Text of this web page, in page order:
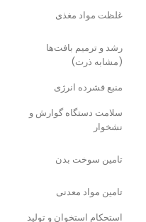
غلظت مواد مغذی
رشد و ترمیم بافت‌ها
(مشابه ذرت)
منبع فشرده انرژی
سلامت دستگاه گوارش و
نشخوار
تامین سوخت بدن
تامین مواد معدنی
استحکام استخوان و تولید